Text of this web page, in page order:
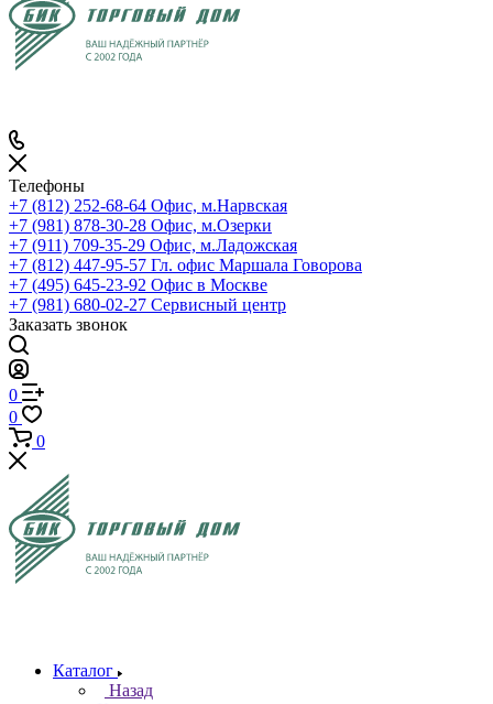
Телефоны
+7 (812) 252-68-64 Офис, м.Нарвская
+7 (981) 878-30-28 Офис, м.Озерки
+7 (911) 709-35-29 Офис, м.Ладожская
+7 (812) 447-95-57 Гл. офис Маршала Говорова
+7 (495) 645-23-92 Офис в Москве
+7 (981) 680-02-27 Сервисный центр
Заказать звонок
0
0
0
Каталог
Назад